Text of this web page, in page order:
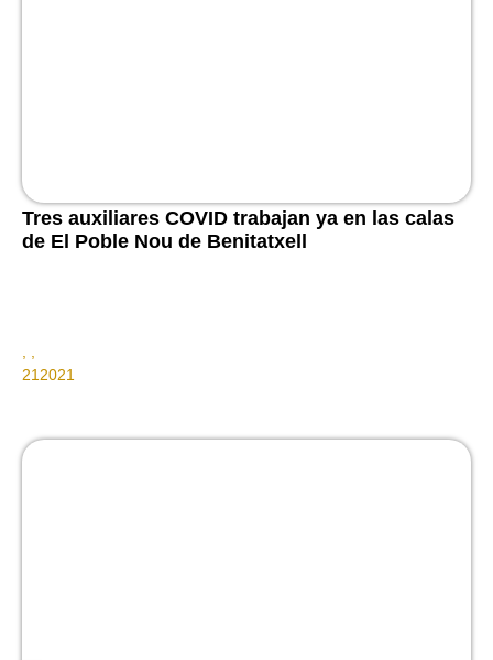
Tres auxiliares COVID trabajan ya en las calas
de El Poble Nou de Benitatxell
21 2021